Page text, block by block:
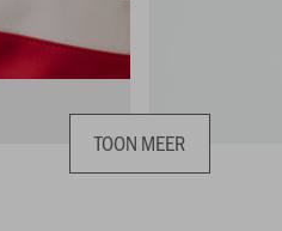
TOON MEER